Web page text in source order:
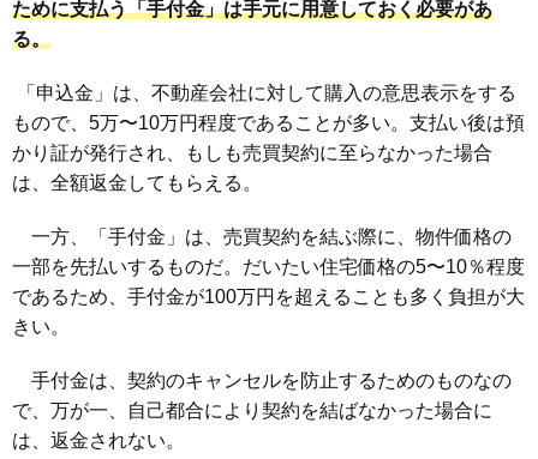
ために支払う「手付金」は手元に用意しておく必要があ
る。
「申込金」は、不動産会社に対して購入の意思表示をする
もので、5万〜10万円程度であることが多い。支払い後は預
かり証が発行され、もしも売買契約に至らなかった場合
は、全額返金してもらえる。
一方、「手付金」は、売買契約を結ぶ際に、物件価格の
一部を先払いするものだ。だいたい住宅価格の5〜10％程度
であるため、手付金が100万円を超えることも多く負担が大
きい。
手付金は、契約のキャンセルを防止するためのものなの
で、万が一、自己都合により契約を結ばなかった場合に
は、返金されない。